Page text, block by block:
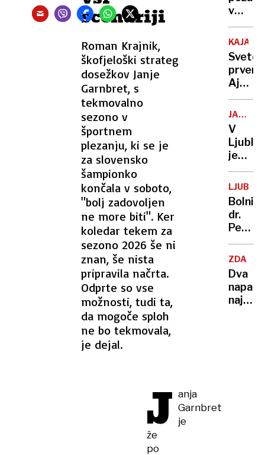
scenariji
Roman Krajnik,
škofjeloški strateg
dosežkov Janje
Garnbret, s
tekmovalno
sezono v
športnem
plezanju, ki se je
za slovensko
šampionko
končala v soboto,
"bolj zadovoljen
ne more biti". Ker
koledar tekem za
sezono 2026 še ni
znan, še nista
pripravila načrta.
Odprte so vse
možnosti, tudi ta,
da mogoče sploh
ne bo tekmovala,
je dejal.
J anja
Garnbret
je
že
po
živite
drugo?
Niste
edini
v
Rušah
ponoči
le
vzrok
še ni
znan
KAJAK
Ajda
Novak
že
prvi
dan
v
krosu
JAVNI
V
je
770
Kako
so?
dr.
Petra
Držaja:
civilni
naj
bi bil
ZDA
Dva